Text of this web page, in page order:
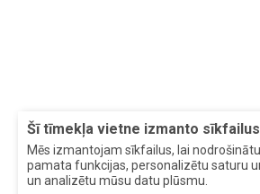
Šī tīmekļa vietne izmanto sīkfailus
Mēs izmantojam sīkfailus, lai
pamata funkcijas, personalizētu saturu
un analizētu mūsu datu plūsmu.